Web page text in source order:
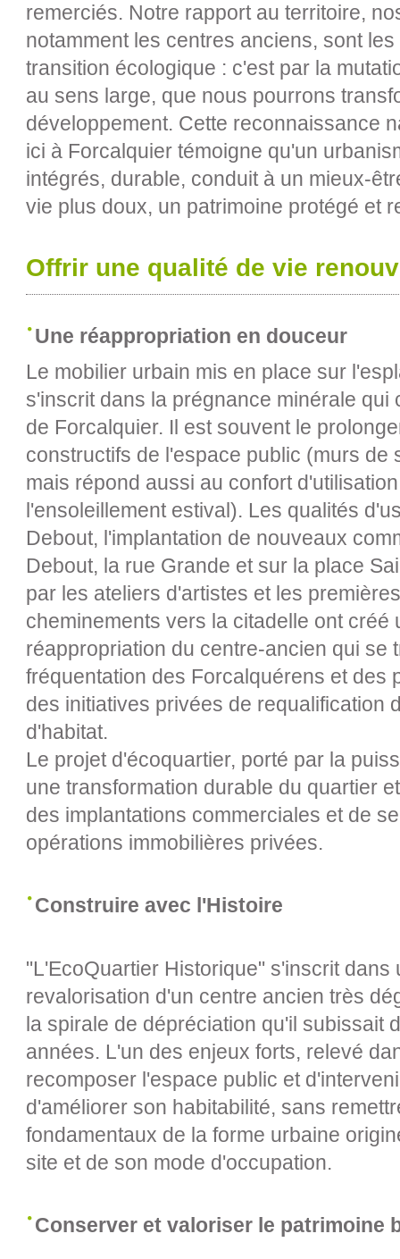
remerciés. Notre rapport au territoire,
notamment les centres anciens, sont
transition écologique : c'est par la
au sens large, que nous pourrons
développement. Cette reconnaissance
ici à Forcalquier témoigne qu'un
intégrés, durable, conduit à un mieux-
vie plus doux, un patrimoine protégé et
Offrir une qualité de vie
Une réappropriation en douceur
Le mobilier urbain mis en place sur
s'inscrit dans la prégnance minérale
de Forcalquier. Il est souvent le
constructifs de l'espace public (murs de
mais répond aussi au confort
l'ensoleillement estival). Les qualités
Debout, l'implantation de nouveaux
Debout, la rue Grande et sur la place
par les ateliers d'artistes et les
cheminements vers la citadelle ont créé
réappropriation du centre-ancien qui se
fréquentation des Forcalquérens et des
des initiatives privées de requalification
d'habitat.
Le projet d'écoquartier, porté par la
une transformation durable du quartier
des implantations commerciales et de
opérations immobilières privées.
Construire avec l'Histoire
"L'EcoQuartier Historique" s'inscrit dans
revalorisation d'un centre ancien très
la spirale de dépréciation qu'il subissait
années. L'un des enjeux forts, relevé
recomposer l'espace public et
d'améliorer son habitabilité, sans
fondamentaux de la forme urbaine
site et de son mode d'occupation.
Conserver et valoriser le patrimoine